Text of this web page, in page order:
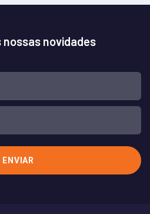
novidades